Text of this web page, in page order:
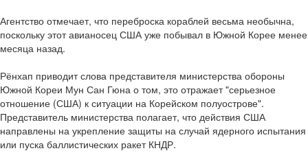
Агентство отмечает, что переброска кораблей весьма необычна,
поскольку этот авианосец США уже побывал в Южной Корее менее
месяца назад.
Рёнхап приводит слова представителя министерства обороны
Южной Кореи Мун Сан Гюна о том, это отражает "серьезное
отношение (США) к ситуации на Корейском полуострове".
Представитель министерства полагает, что действия США
направлены на укрепление защиты на случай ядерного испытания
или пуска баллистических ракет КНДР.